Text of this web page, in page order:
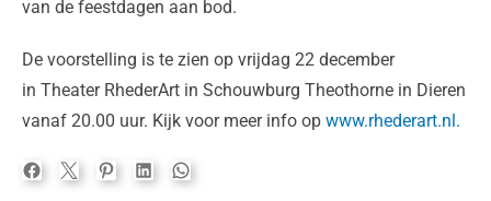
van de feestdagen aan bod.
De voorstelling is te zien op vrijdag 22 december
in Theater RhederArt in Schouwburg Theothorne in Dieren
vanaf 20.00 uur. Kijk voor meer info op www.rhederart.nl.